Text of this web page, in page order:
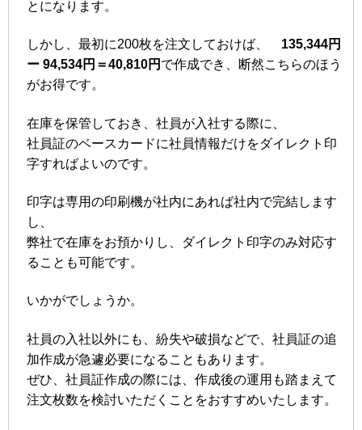
とになります。
しかし、最初に200枚を注文しておけば、 135,344円
ー 94,534円＝40,810円 で作成でき、断然こちらのほう
がお得です。
在庫を保管しておき、社員が入社する際に、
社員証のベースカードに社員情報だけをダイレクト印
字すればよいのです。
印字は専用の印刷機が社内にあれば社内で完結します
し、
弊社で在庫をお預かりし、ダイレクト印字のみ対応す
ることも可能です。
いかがでしょうか。
社員の入社以外にも、紛失や破損などで、社員証の追
加作成が急遽必要になることもあります。
ぜひ、社員証作成の際には、作成後の運用も踏まえて
注文枚数を検討いただくことをおすすめいたします。